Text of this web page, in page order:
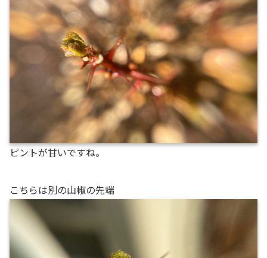
ピントが甘いですね。
こちらは別の山椒の先端